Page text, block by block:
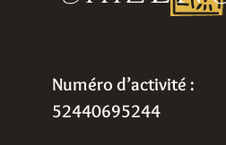
Numéro d’activité :
52440695244